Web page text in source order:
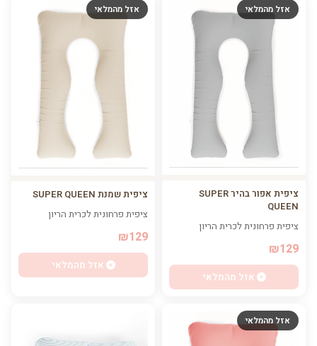
אזל מהמלאי
ציפית אפור בהיר SUPER
QUEEN
ציפית פרחונית לכרית הריון
₪129
אזל מהמלאי
אזל מהמלאי
ציפית שמנת SUPER QUEEN
ציפית פרחונית לכרית הריון
₪129
אזל מהמלאי
אזל מהמלאי